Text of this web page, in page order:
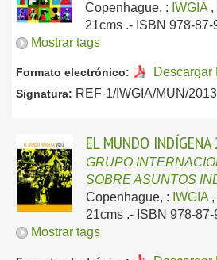
Copenhague, : IWGIA ,
21cms .- ISBN 978-
Mostrar tags
Formato electrónico: Descargar
Signatura: REF-1/IWGIA/MUN/
EL MUNDO
GRUPO
SOBRE ASUNTOS
Copenhague, : IWGIA
21cms .- ISBN 978-
Mostrar tags